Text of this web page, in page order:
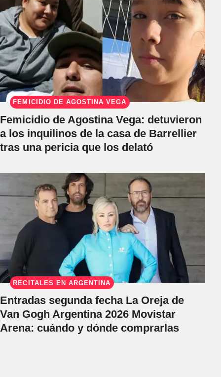
FEMICIDIO DE AGOSTINA VEGA
Femicidio de Agostina Vega: detuvieron
a los inquilinos de la casa de Barrellier
tras una pericia que los delató
RECITALES EN ARGENTINA
Entradas segunda fecha La Oreja de
Van Gogh Argentina 2026 Movistar
Arena: cuándo y dónde comprarlas